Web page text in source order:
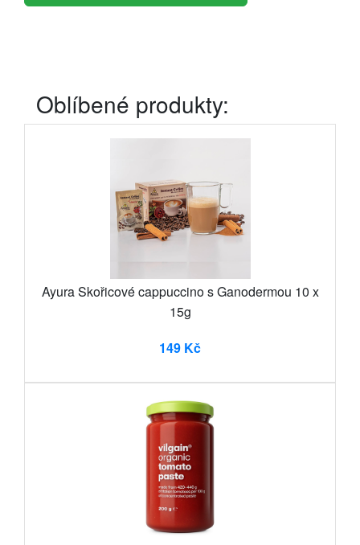
Oblíbené produkty:
Ayura Skořicové cappuccino s Ganodermou 10 x
15g
149 Kč